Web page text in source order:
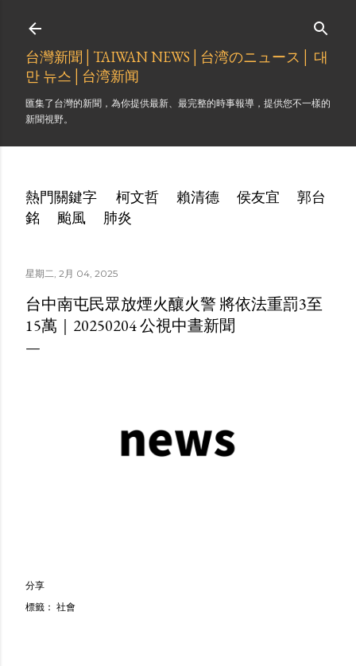
台灣新聞│TAIWAN NEWS│台湾のニュース│ 대
만 뉴스│台湾新闻
匯集了台灣的新聞，為你提供最新、最完整的時事報導，提供您不一樣的
新聞視野。
熱門關鍵字 柯文哲 賴清德 侯友宜
郭台
銘
颱風 肺炎
星期二, 2月 04, 2025
台中南屯民眾放煙火釀火警 將依法重罰3至
15萬｜20250204 公視中晝新聞
分享
標籤： 社會